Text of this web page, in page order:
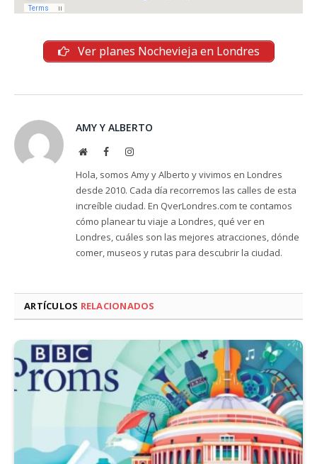
Ver planes Nochevieja en Londres
AMY Y ALBERTO
WebsiteFacebookInstagram
Hola, somos Amy y Alberto y vivimos en Londres
desde 2010. Cada día recorremos las calles de esta
increíble ciudad. En QverLondres.com te contamos
cómo planear tu viaje a Londres, qué ver en
Londres, cuáles son las mejores atracciones, dónde
comer, museos y rutas para descubrir la ciudad.
ARTÍCULOS RELACIONADOS